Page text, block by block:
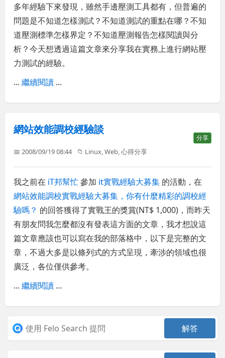
多年經驗下來發現，雖然手邊壓測工具都有，但普遍的
問題是不知道怎樣測試？不知道測試的重點在哪？不知
道壓測標準怎樣界定？不知道壓測報告怎樣閱讀與分
析？今天想透過這篇文章來分享我在實務上進行網站壓
力測試的經驗。
...繼續閱讀 ...
網站效能調校經驗談
分享
📅 2008/09/19 08:44 📁 Linux,Web,心得分享
我之前在 iT邦幫忙參加 it實戰經驗大募集 的活動，在
網站效能調校實戰經驗大募集，你有什麼精彩的調校經
驗嗎？ 的回答獲得了實戰王的獎賞(NT$ 1,000)，而昨天
有朋友問我怎麼都沒有發表這方面的文章，我才想說這
篇文章應該也可以寫在我的部落格中，以下是完整的文
章，不過大多是以條列式的方式呈現，牽涉的領域也很
廣泛，各位僅供參考。
...繼續閱讀 ...